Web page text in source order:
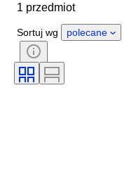
Kraj pochodzenia
Kolor
1 przedmiot
Sortuj wg polecane